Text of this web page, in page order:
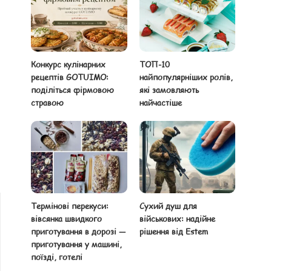
Конкурс кулінарних
рецептів GOTUIMO:
поділіться фірмовою
стравою
ТОП-10
найпопулярніших ролів,
які замовляють
найчастіше
Термінові перекуси:
вівсянка швидкого
приготування в дорозі —
приготування у машині,
поїзді, готелі
Сухий душ для
військових: надійне
рішення від Estem